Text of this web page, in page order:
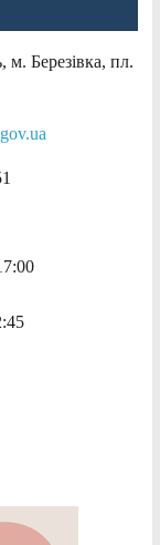
м. Березівка, пл.